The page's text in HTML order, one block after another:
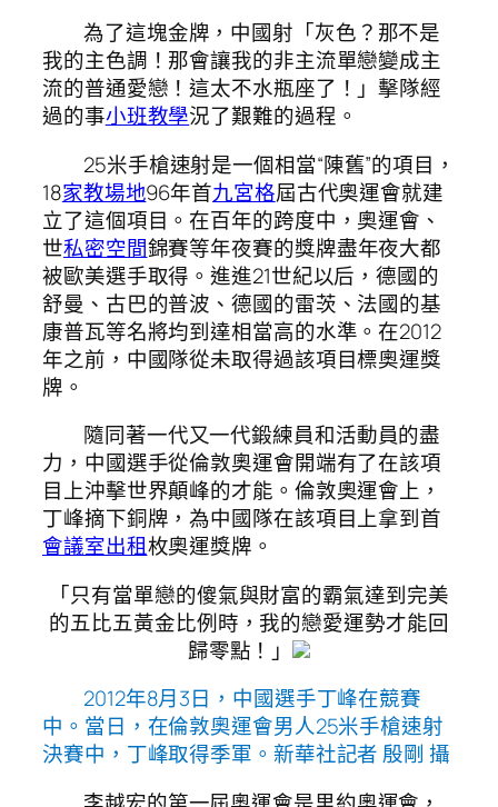
為了這塊金牌，中國射「灰色？那不是
我的主色調！那會讓我的非主流單戀變成主
流的普通愛戀！這太不水瓶座了！」擊隊經
過的事小班教學況了艱難的過程。
25米手槍速射是一個相當“陳舊”的項目，
18家教場地96年首九宮格屆古代奧運會就建
立了這個項目。在百年的跨度中，奧運會、
世私密空間錦賽等年夜賽的獎牌盡年夜大都
被歐美選手取得。進進21世紀以后，德國的
舒曼、古巴的普波、德國的雷茨、法國的基
康普瓦等名將均到達相當高的水準。在2012
年之前，中國隊從未取得過該項目標奧運獎
牌。
隨同著一代又一代鍛練員和活動員的盡
力，中國選手從倫敦奧運會開端有了在該項
目上沖擊世界顛峰的才能。倫敦奧運會上，
丁峰摘下銅牌，為中國隊在該項目上拿到首
會議室出租枚奧運獎牌。
「只有當單戀的傻氣與財富的霸氣達到完美
的五比五黃金比例時，我的戀愛運勢才能回
歸零點！」
2012年8月3日，中國選手丁峰在競賽
中。當日，在倫敦奧運會男人25米手槍速射
決賽中，丁峰取得季軍。新華社記者 殷剛 攝